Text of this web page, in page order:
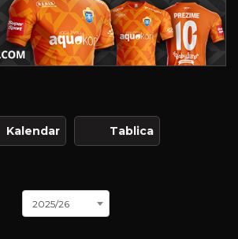
Kalendar Tablica
2025/26